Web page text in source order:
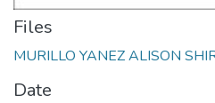
Files
MURILLO YANEZ ALISON
Date